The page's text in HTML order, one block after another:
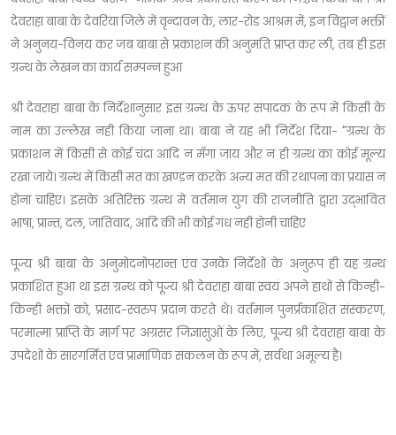
देवराहा बाबा के देवरिया जिले में वृन्दावन के, लार-रोड आश्रम में, इन विद्वान भक्तीं
ने अनुनय-विनय कर जब बाबा से प्रकाशन की अनुमति प्राप्त कर ली, तब ही इस
ग्रन्थ के लेखन का कार्य सम्पन्न हुआ
श्री देवराहा बाबा के निर्देशानुसार इस ग्रन्थ के ऊपर संपादक के रूप में किसी के
नाम का उल्लेख नही किया जाना था। बाबा ने यह भी निर्देश दिया- "ग्रन्थ के
प्रकाशन में किसी से कोई चंदा आदि न मँगा जाय और न ही ग्रन्थ का कोई मूल्य
रखा जाये। ग्रन्थ में किसी मत का खण्डन करके अन्य मत की रथापना का प्रयास न
होना चाहिए। इसके अतिरिक्त ग्रन्थ में वर्तमान युग की राजनीति द्वारा उद्भावित
भाषा, प्रान्त, दल, जातिवाद, आदि की भी कोई गंध नही होनी चाहिए
पूज्य श्री बाबा के अनुमोदनोपरान्त एंव उनके निर्देशों के अनुरूप ही यह ग्रन्थ
प्रकाशित हुआ था इस ग्रन्थ को पूज्य श्री देवराहा बाबा स्वयं अपने हाथों से किन्ही-
किन्ही भक्तों को, प्रसाद-स्वरुप प्रदान करते थे। वर्तमान पुनर्प्रकाशित संस्करण,
परमात्मा प्राप्ति के मार्ग पर अग्रसर जिज्ञासुओं के लिए, पूज्य श्री देवराहा बाबा के
उपदेशों के सारगर्मित एवं प्रामाणिक संकलन के रूप में, सर्वथा अमूल्य है।